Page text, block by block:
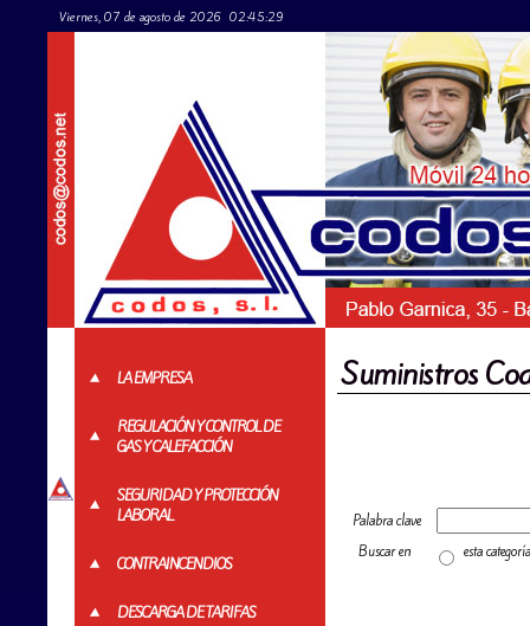
Viernes, 07 de agosto de 2026 02:45:29
LA EMPRESA
REGULACIÓN Y CONTROL DE
GAS Y CALEFACCIÓN
SEGURIDAD Y PROTECCIÓN
LABORAL
CONTRAINCENDIOS
DESCARGA DE TARIFAS
Suministros
Palabra clave
Buscar en
esta categoría